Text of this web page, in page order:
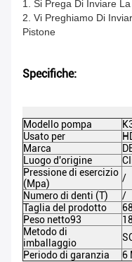
1. Si Prega Di Inviare
2. Vi Preghiamo Di
Pistone
Specifiche:
Modello pompa
Usato per
Marca
Luogo d'origine
Pressione di esercizio
(Mpa)
/
Numero di denti (T)
/
Taglia del prodotto
Peso netto93
Metodo di
imballaggio
Periodo di garanzia
6